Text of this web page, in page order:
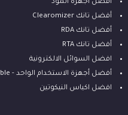
أفضل أجهزة المود
أفضل تانك Clearomizer
أفضل تانك RDA
أفضل تانك RTA
افضل السوائل الالكترونية
أفضل أجهزة الاستخدام الواحد - Disposable
افضل اكياس النيكوتين